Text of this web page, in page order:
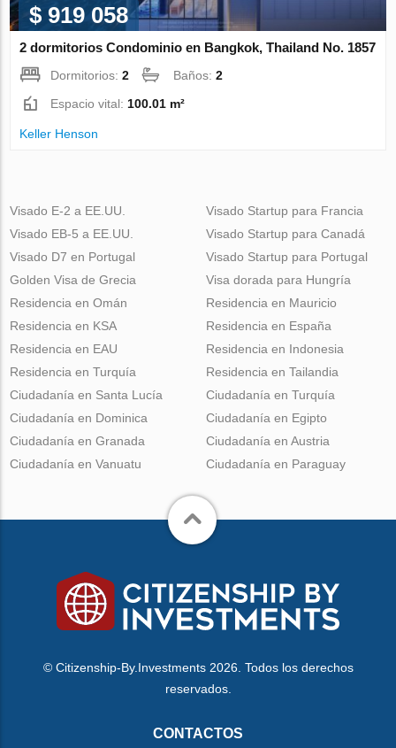
$ 919 058
2 dormitorios Condominio en Bangkok, Thailand No. 1857
Dormitorios:2 Baños:2
Espacio vital: 100.01 m²
Keller Henson
Visado E-2 a EE.UU.
Visado EB-5 a EE.UU.
Visado D7 en Portugal
Golden Visa de Grecia
Visado Startup para Francia
Visado Startup para Canadá
Visado Startup para Portugal
Visa dorada para Hungría
Residencia en Omán
Residencia en KSA
Residencia en EAU
Residencia en Turquía
Residencia en Mauricio
Residencia en España
Residencia en Indonesia
Residencia en Tailandia
Ciudadanía en Santa Lucía
Ciudadanía en Dominica
Ciudadanía en Granada
Ciudadanía en Vanuatu
Ciudadanía en Turquía
Ciudadanía en Egipto
Ciudadanía en Austria
Ciudadanía en Paraguay
© Citizenship-By.Investments 2026. Todos los derechos
reservados.
CONTACTOS